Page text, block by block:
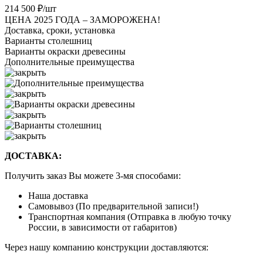
214 500 ₽/шт
ЦЕНА 2025 ГОДА – ЗАМОРОЖЕНА!
Доставка, сроки, установка
Варианты столешниц
Варианты окраски древесины
Дополнительные преимущества
ДОСТАВКА:
Получить заказ Вы можете 3-мя способами:
Наша доставка
Самовывоз (По предварительной записи!)
Транспортная компания (Отправка в любую точку
России, в зависимости от габаритов)
Через нашу компанию конструкции доставляются: